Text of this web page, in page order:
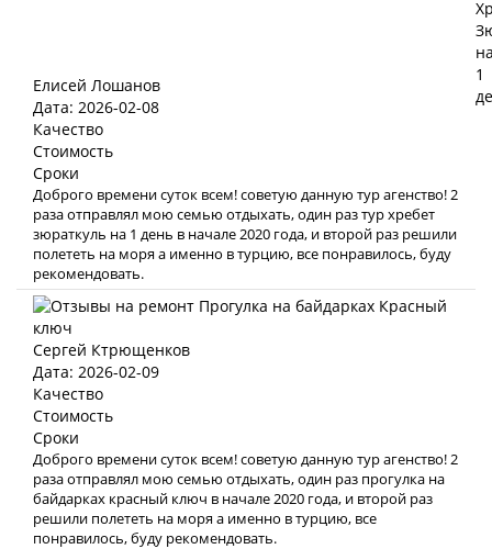
Елисей Лошанов
Дата: 2026-02-08
Качество
Стоимость
Сроки
Доброго времени суток всем! советую данную тур агенство! 2
раза отправлял мою семью отдыхать, один раз тур хребет
зюраткуль на 1 день в начале 2020 года, и второй раз решили
полететь на моря а именно в турцию, все понравилось, буду
рекомендовать.
Сергей Ктрющенков
Дата: 2026-02-09
Качество
Стоимость
Сроки
Доброго времени суток всем! советую данную тур агенство! 2
раза отправлял мою семью отдыхать, один раз прогулка на
байдарках красный ключ в начале 2020 года, и второй раз
решили полететь на моря а именно в турцию, все
понравилось, буду рекомендовать.